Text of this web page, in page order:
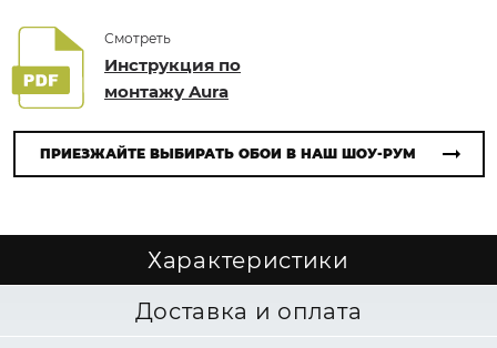
Смотреть
Инструкция по
монтажу Aura
ПРИЕЗЖАЙТЕ ВЫБИРАТЬ ОБОИ В НАШ ШОУ-РУМ
Характеристики
Доставка и оплата